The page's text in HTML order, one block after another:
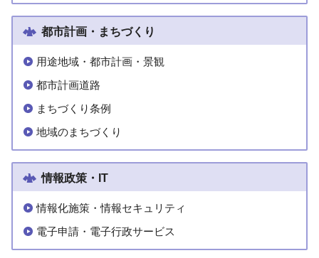
都市計画・まちづくり
用途地域・都市計画・景観
都市計画道路
まちづくり条例
地域のまちづくり
情報政策・IT
情報化施策・情報セキュリティ
電子申請・電子行政サービス